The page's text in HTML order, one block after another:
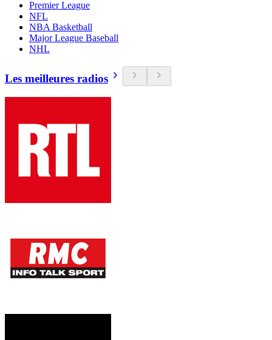
Premier League
NFL
NBA Basketball
Major League Baseball
NHL
Les meilleures radios